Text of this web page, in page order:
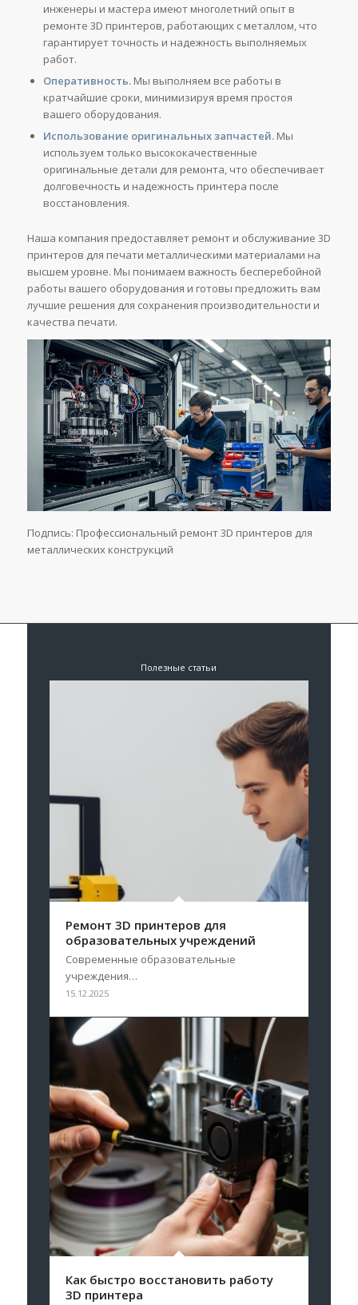
инженеры и мастера имеют многолетний опыт в
ремонте 3D принтеров, работающих с металлом, что
гарантирует точность и надежность выполняемых
работ.
Оперативность.Мы выполняем все работы в
кратчайшие сроки, минимизируя время простоя
вашего оборудования.
Использование оригинальных запчастей.Мы
используем только высококачественные
оригинальные детали для ремонта, что обеспечивает
долговечность и надежность принтера после
восстановления.
Наша компания предоставляет ремонт и обслуживание 3D
принтеров для печати металлическими материалами на
высшем уровне. Мы понимаем важность бесперебойной
работы вашего оборудования и готовы предложить вам
лучшие решения для сохранения производительности и
качества печати.
Подпись: Профессиональный ремонт 3D принтеров для
металлических конструкций
Полезные статьи
Ремонт 3D принтеров для
образовательных учреждений
Современные образовательные
учреждения…
15.12.2025
Как быстро восстановить работу
3D принтера